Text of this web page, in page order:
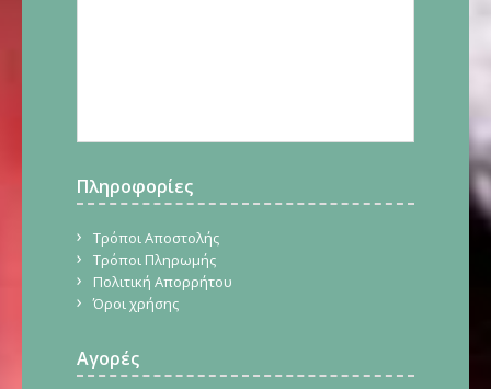
Πληροφορίες
Τρόποι Αποστολής
Τρόποι Πληρωμής
Πολιτική Απορρήτου
Όροι χρήσης
Αγορές